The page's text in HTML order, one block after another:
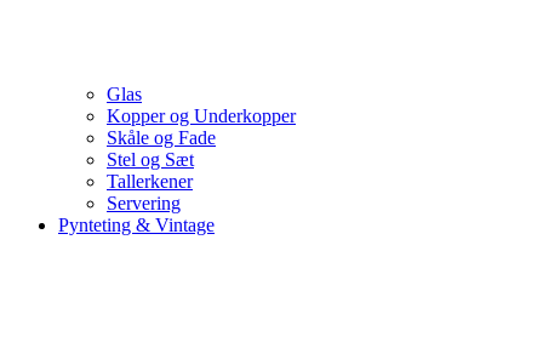
Glas
Kopper og Underkopper
Skåle og Fade
Stel og Sæt
Tallerkener
Servering
Pynteting & Vintage